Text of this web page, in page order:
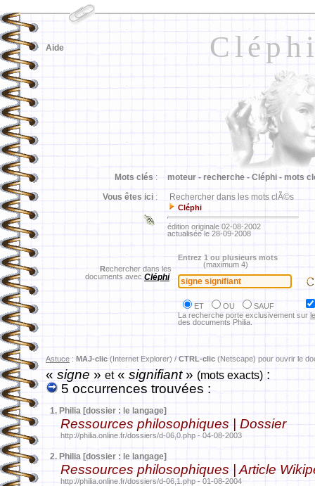
Aide
Mots clés : moteur - recherche - Cléphi - mots
Vous êtes ici : Rechercher dans les mots clÃ©s
Cléphi
édition originale 02-08-2002
actualisée le 28-09-2008
Rechercher dans les
documents avec Cléphi
Entrez 1 ou plusieurs mots
(maximum 4)
ET OU
SAUF
La recherche porte exclusivement sur
des documents Philia.
Astuce : MAJ-clic (Internet Explorer) / CTRL-clic (Netscape) pour ouvrir le
«signe » et« signifiant» (mots exacts) :
5 occurrences trouvées :
1. Philia [dossier : le langage]
Ressources philosophiques | Dossier
http://philia.online.fr/dossiers/d-06,0.php - 04-08-2003
2. Philia [dossier : le langage]
Ressources philosophiques | Article
http://philia.online.fr/dossiers/d-06,1.php - 01-08-2004